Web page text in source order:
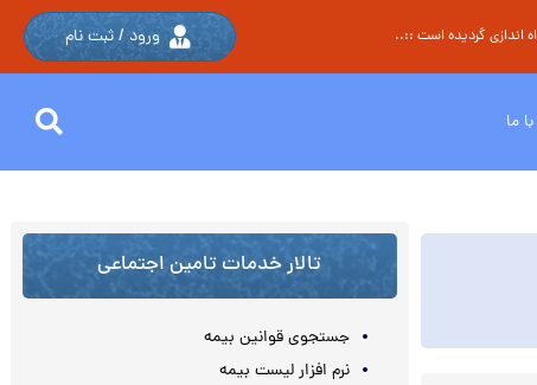
اندازی گردیده است ::.. ورود / ثبت نام
ما
تالار خدمات تامین اجتماعی
جستجوی قوانین بیمه
نرم افزار لیست بیمه